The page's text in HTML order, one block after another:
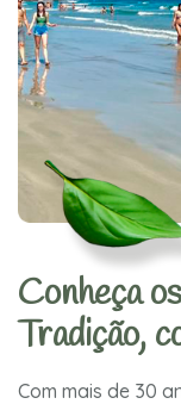
Conheça
Tradição,
Com mais de 30